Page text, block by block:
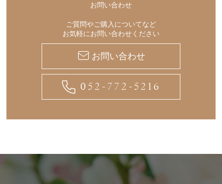
お問い合わせ
ご質問やご購入についてなど
お気軽にお問い合わせください
お問い合わせ
052-772-5216